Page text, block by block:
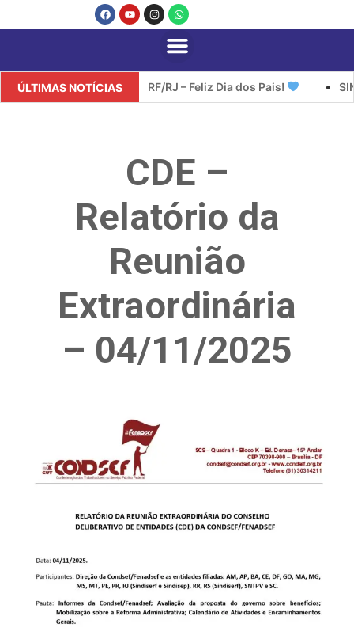
ÚLTIMAS NOTÍCIASSINDISERF/RJ – Feliz Dia dos Pais!
CDE –
Relatório da
Reunião
Extraordinária
– 04/11/2025